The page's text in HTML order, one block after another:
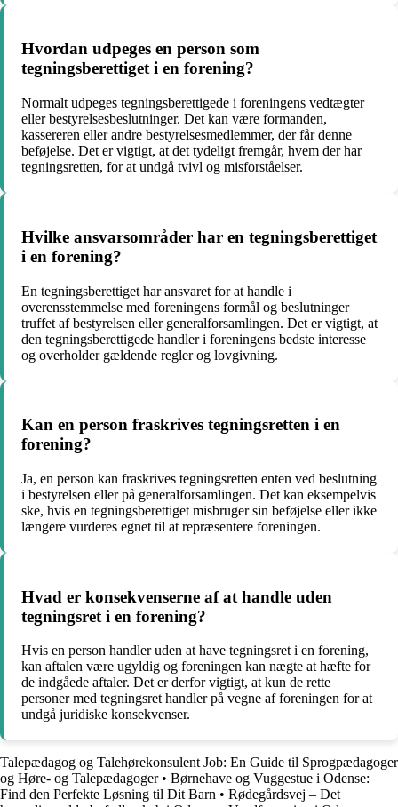
Hvordan udpeges en person som
tegningsberettiget i en forening?
Normalt udpeges tegningsberettigede i foreningens vedtægter
eller bestyrelsesbeslutninger. Det kan være formanden,
kassereren eller andre bestyrelsesmedlemmer, der får denne
beføjelse. Det er vigtigt, at det tydeligt fremgår, hvem der har
tegningsretten, for at undgå tvivl og misforståelser.
Hvilke ansvarsområder har en tegningsberettiget
i en forening?
En tegningsberettiget har ansvaret for at handle i
overensstemmelse med foreningens formål og beslutninger
truffet af bestyrelsen eller generalforsamlingen. Det er vigtigt, at
den tegningsberettigede handler i foreningens bedste interesse
og overholder gældende regler og lovgivning.
Kan en person fraskrives tegningsretten i en
forening?
Ja, en person kan fraskrives tegningsretten enten ved beslutning
i bestyrelsen eller på generalforsamlingen. Det kan eksempelvis
ske, hvis en tegningsberettiget misbruger sin beføjelse eller ikke
længere vurderes egnet til at repræsentere foreningen.
Hvad er konsekvenserne af at handle uden
tegningsret i en forening?
Hvis en person handler uden at have tegningsret i en forening,
kan aftalen være ugyldig og foreningen kan nægte at hæfte for
de indgåede aftaler. Det er derfor vigtigt, at kun de rette
personer med tegningsret handler på vegne af foreningen for at
undgå juridiske konsekvenser.
Talepædagog og Talehørekonsulent Job: En Guide til Sprogpædagoger
og Høre- og Talepædagoger• Børnehave og Vuggestue i Odense:
Find den Perfekte Løsning til Dit Barn • Rødegårdsvej – Det